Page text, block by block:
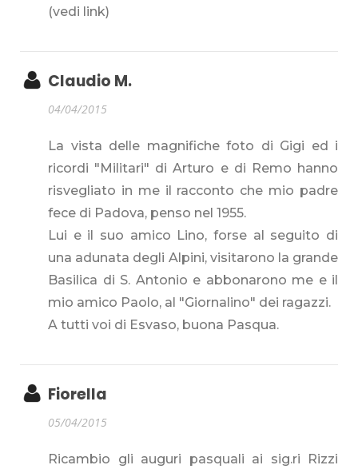
(vedi link)
Claudio M.
04/04/2015
La vista delle magnifiche foto di Gigi ed i
ricordi "Militari" di Arturo e di Remo hanno
risvegliato in me il racconto che mio padre
fece di Padova, penso nel 1955.
Lui e il suo amico Lino, forse al seguito di
una adunata degli Alpini, visitarono la grande
Basilica di S. Antonio e abbonarono me e il
mio amico Paolo, al "Giornalino" dei ragazzi.
A tutti voi di Esvaso, buona Pasqua.
Fiorella
05/04/2015
Ricambio gli auguri pasquali ai sig.ri Rizzi